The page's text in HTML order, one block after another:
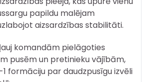
papildu malējam
aizsardzības stabilitāti.
komandām pielāgoties
pusēm un pretinieku vājībām,
formāciju par daudzpusīgu izvēli